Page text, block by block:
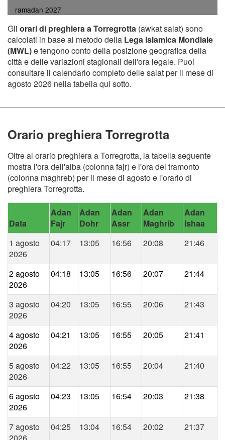
ramadan 2027
Gli orari di preghiera a Torregrotta (awkat salat) sono
calcolati in base al metodo della Lega Islamica Mondiale
(MWL)e tengono conto della posizione geografica della
città e delle variazioni stagionali dell'ora legale. Puoi
consultare il calendario completo delle salat per il mese di
agosto 2026 nella tabella qui sotto.
Orario preghiera Torregrotta
Oltre al orario preghiera a Torregrotta, la tabella seguente
mostra l'ora dell'alba (colonna fajr) e l'ora del tramonto
(colonna maghreb) per il mese di agosto e l'orario di
preghiera Torregrotta.
Data
Adan
Fajr
Adan
Dohr
Adan
Assr
Adan
Maghrib
Adan
Ishaa
1 agosto
2026
04:17 13:05 16:56 20:08 21:46
2 agosto
2026
04:18 13:05 16:56 20:07 21:44
3 agosto
2026
04:20 13:05 16:55 20:06 21:43
4 agosto
2026
04:21 13:05 16:55 20:05 21:41
5 agosto
2026
04:22 13:05 16:55 20:04 21:40
6 agosto
2026
04:23 13:05 16:54 20:03 21:38
7 agosto
04:25 13:04 16:54 20:02 21:37